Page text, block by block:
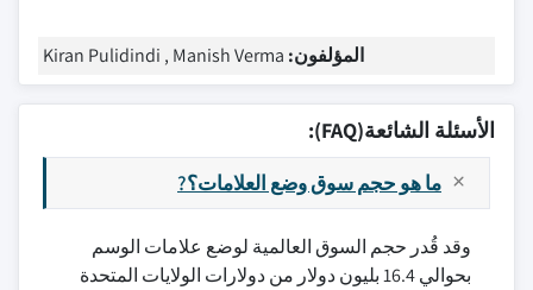
المؤلفون: Kiran Pulidindi , Manish Verma
الأسئلة الشائعة(FAQ):
ما هو حجم سوق وضع العلامات؟?
وقد قُدر حجم السوق العالمية لوضع علامات الوسم
بحوالي 16.4 بليون دولار من دولارات الولايات المتحدة